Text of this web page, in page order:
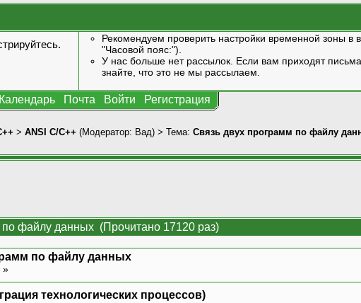
.
Рекомендуем проверить настройки временной зоны
"Часовой пояс:").
У нас больше нет рассылок. Если вам приходят
знайте, что это не мы рассылаем.
Календарь Почта Войти Регистрация
> ANSI С/С++ (Модератор: Вад) > Тема: Связь двух программ по файлу
файлу данных (Прочитано 17120 раз)
по файлу данных
»
технологических процессов)